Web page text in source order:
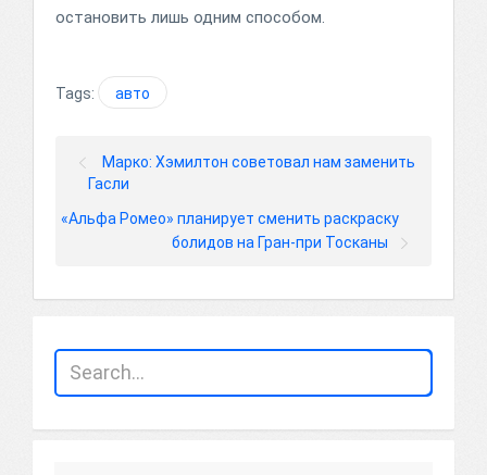
остановить лишь одним способом.
Tags: авто
Марко: Хэмилтон советовал нам заменить
Гасли
«Альфа Ромео» планирует сменить раскраску
болидов на Гран-при Тосканы